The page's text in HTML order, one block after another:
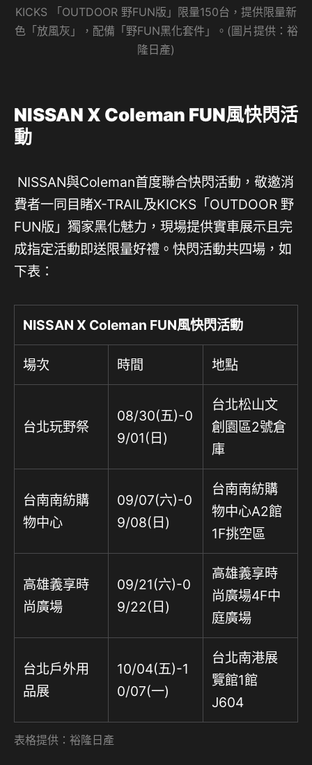
KICKS 「OUTDOOR 野FUN版」限量150台，提供限量新
色「放風灰」，配備「野FUN黑化套件」。(圖片提供：裕
隆日產)
NISSAN X Coleman FUN風快閃活
動
NISSAN與Coleman首度聯合快閃活動，敬邀消
費者一同目睹X-TRAIL及KICKS「OUTDOOR 野
FUN版」獨家黑化魅力，現場提供實車展示且完
成指定活動即送限量好禮。快閃活動共四場，如
下表：
NISSAN X Coleman FUN風快閃活動
場次 時間 地點
台北玩野祭
08/30(五)-0
9/01(日)
台北松山文
創園區2號倉
庫
台南南紡購
物中心
09/07(六)-0
9/08(日)
台南南紡購
物中心A2館
1F挑空區
高雄義享時
尚廣場
09/21(六)-0
9/22(日)
高雄義享時
尚廣場4F中
庭廣場
台北戶外用
品展
10/04(五)-1
0/07(一)
台北南港展
覽館1館
J604
表格提供：裕隆日產